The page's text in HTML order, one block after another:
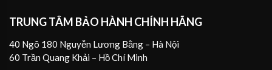
TRUNG TÂM BẢO HÀNH CHÍNH HÃNG
40 Ngõ 180 Nguyễn Lương Bằng – Hà Nội
60 Trần Quang Khải – Hồ Chí Minh